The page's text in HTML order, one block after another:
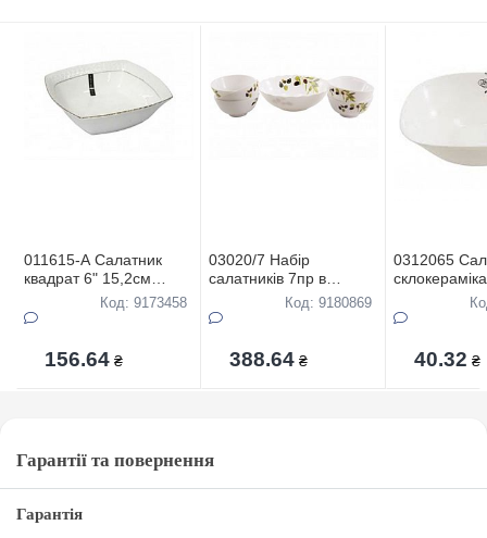
011615-А Салатник
квадрат 6" 15,2см
фарфор Снігова
королева
Код: 9173458
156.64 ₴
03020/7 Набір
салатників 7пр в
коробці(1шт-20см,6шт-
11см) Оливки
Код: 9180869
388.64 ₴
0312065
склокерамiка
d.16,5 Bone
40.32 ₴
Гарантії та повернення
Гарантія